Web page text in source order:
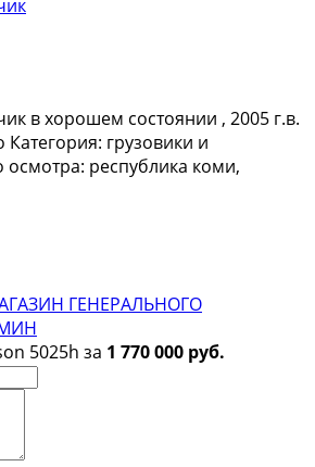
в хорошем состоянии , 2005 г.в.
Категория: грузовики и
осмотра: республика коми,
ГЕНЕРАЛЬНОГО
5025h за 1 770 000 руб.